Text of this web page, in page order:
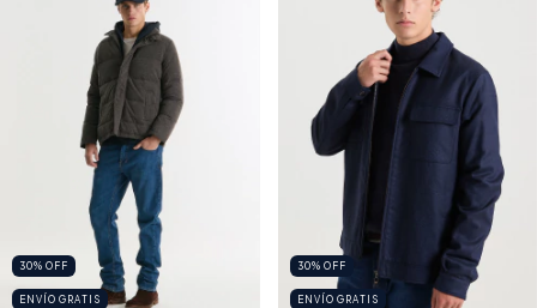
30% OFF
ENVÍO GRATIS
30% OFF
ENVÍO GRATIS